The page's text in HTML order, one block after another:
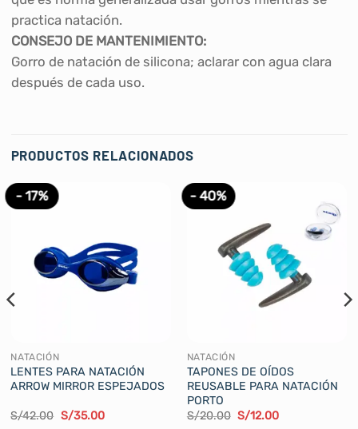
practica natación.
CONSEJO DE MANTENIMIENTO:
Gorro de natación de silicona; aclarar con agua clara
después de cada uso.
PRODUCTOS RELACIONADOS
- 17%
NATACIÓN
LENTES PARA NATACIÓN
ARROW MIRROR ESPEJADOS
S/42.00 El
S/35.00El
- 40%
NATACIÓN
TAPONES DE OÍDOS
REUSABLE PARA NATACIÓN
PORTO
S/20.00 El
S/12.00El